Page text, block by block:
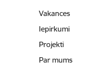
Vakances
Iepirkumi
Projekti
Par mums